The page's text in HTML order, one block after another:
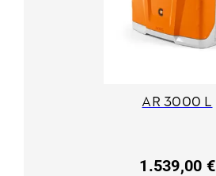
AR 3000 L
1.539,00 €